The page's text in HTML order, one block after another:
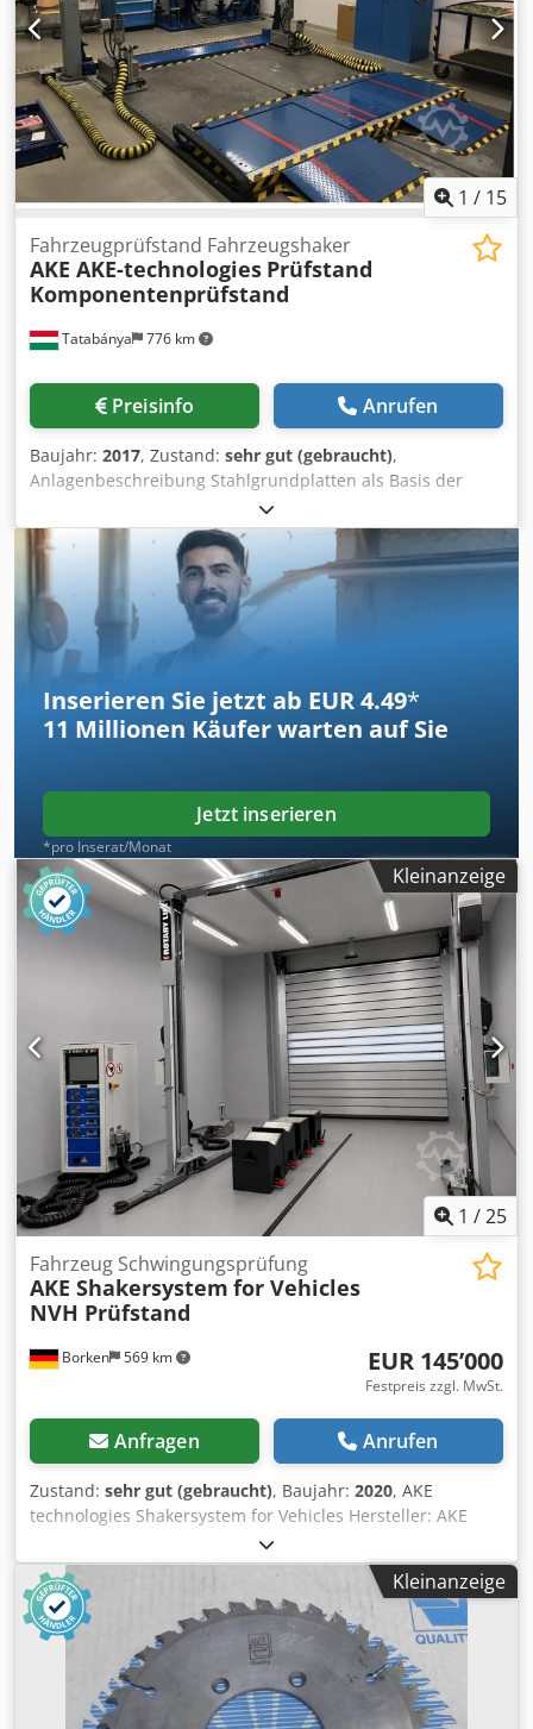
1 / 15
Tatabánya 776 km
Fahrzeugprüfstand Fahrzeugshaker
AKE AKE-technologies Prüfstand
Komponentenprüfstand
Preisinfo Anrufen
Baujahr: 2017, Zustand: sehr gut (gebraucht),
Anlagenbeschreibung Stahlgrundplatten als Basis der
Anlage und zur Positionierung der Hubsysteme und
Shaker Elektrisches oder elektrohydraulisches Hubsystem
zur Fahrzeugpositionierung Dcodpfoifkhasx Ai Tek 2 High
Power Shaker mit elektromagnetischer Fixierung und
Andocksystem bis zu 3,5 Tonnen Schaltschrank mit
Shakerregelung PC-System zur Steuerung und Auswertung
Mit Komponentenprüfstand!!
Inserieren Sie jetzt ab EUR 4.49*
11 Millionen Käufer warten auf Sie
Jetzt inserieren
*pro Inserat/Monat
Kleinanzeige
1 /25
Borken 569 km
Fahrzeug Schwingungsprüfung
AKE Shakersystem for Vehicles
NVH Prüfstand
EUR 145’000
Festpreis zzgl. MwSt.
Anfragen Anrufen
Zustand: sehr gut (gebraucht), Baujahr: 2020, AKE
technologies Shakersystem for Vehicles Hersteller: AKE
technologies GmbH Typ: Shakersystem for Vehicles
Baujahr: 2020 Zum Verkauf steht ein professionelles
Fahrzeug-Shakersystem für Schwingungs-, Resonanz- und
NVH-Untersuchungen (Noise, Vibration & Harshness). Die
Anlage dient zur Durchführung reproduzierbarer
Schwingungs- und Belastungstests an Fahrzeugen,
Baugruppen und Komponenten. Das System ermöglicht
die Simulation von Fahrzeugschwingungen,
Kleinanzeige